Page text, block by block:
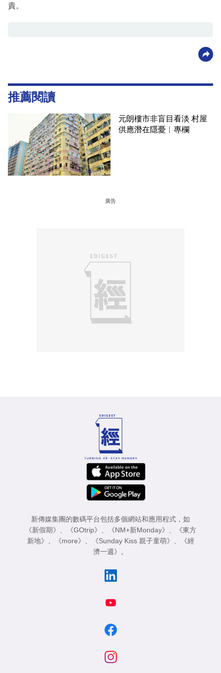
責。
推薦閱讀
元朗樓市非盲目看淡 村屋
供應潛在隱憂︳專欄
廣告
新傳媒集團的數碼平台包括多個網站和應用程式，如
《新假期》 、 《GOtrip》 、 《NM+新Monday》 、
《東方
新地》 、 《more》 、 《Sunday Kiss 親子童萌》 、
《經
濟一週》 。